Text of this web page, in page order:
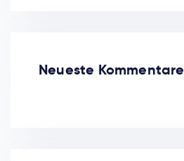
Neueste Kommentare